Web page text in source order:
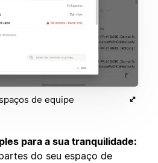
de equipe
para a sua tranquilidade:
do seu espaço de